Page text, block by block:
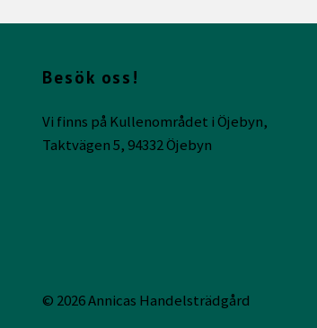
Besök oss!
Vi finns på Kullenområdet i Öjebyn,
Taktvägen 5, 94332 Öjebyn
© 2026 Annicas Handelsträdgård